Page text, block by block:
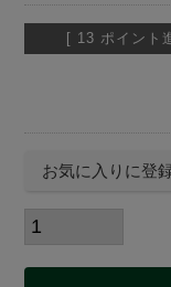
[ 13 ポイント
お気に入りに登